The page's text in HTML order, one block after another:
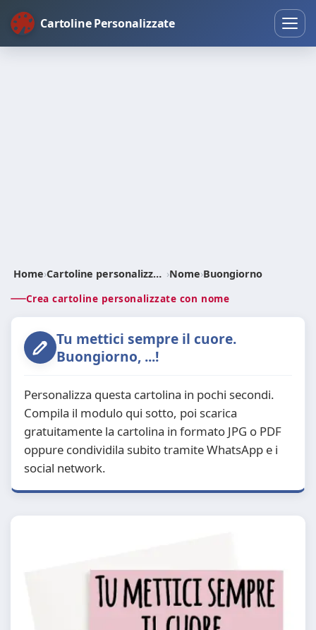
Cartoline Personalizzate
Home› Cartoline personalizzate ›Nome›Buongiorno
Crea cartoline personalizzate con nome
Tu mettici sempre il cuore.
Buongiorno, ...!
Personalizza questa cartolina in pochi secondi.
Compila il modulo qui sotto, poi scarica
gratuitamente la cartolina in formato JPG o PDF
oppure condividila subito tramite WhatsApp e i
social network.